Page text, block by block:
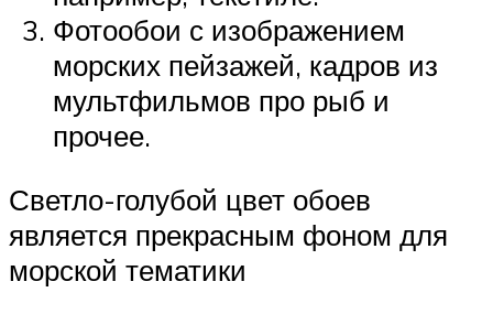
Фотообои с изображением
морских пейзажей, кадров из
мультфильмов про рыб и
прочее.
Светло-голубой цвет обоев
является прекрасным фоном для
морской тематики